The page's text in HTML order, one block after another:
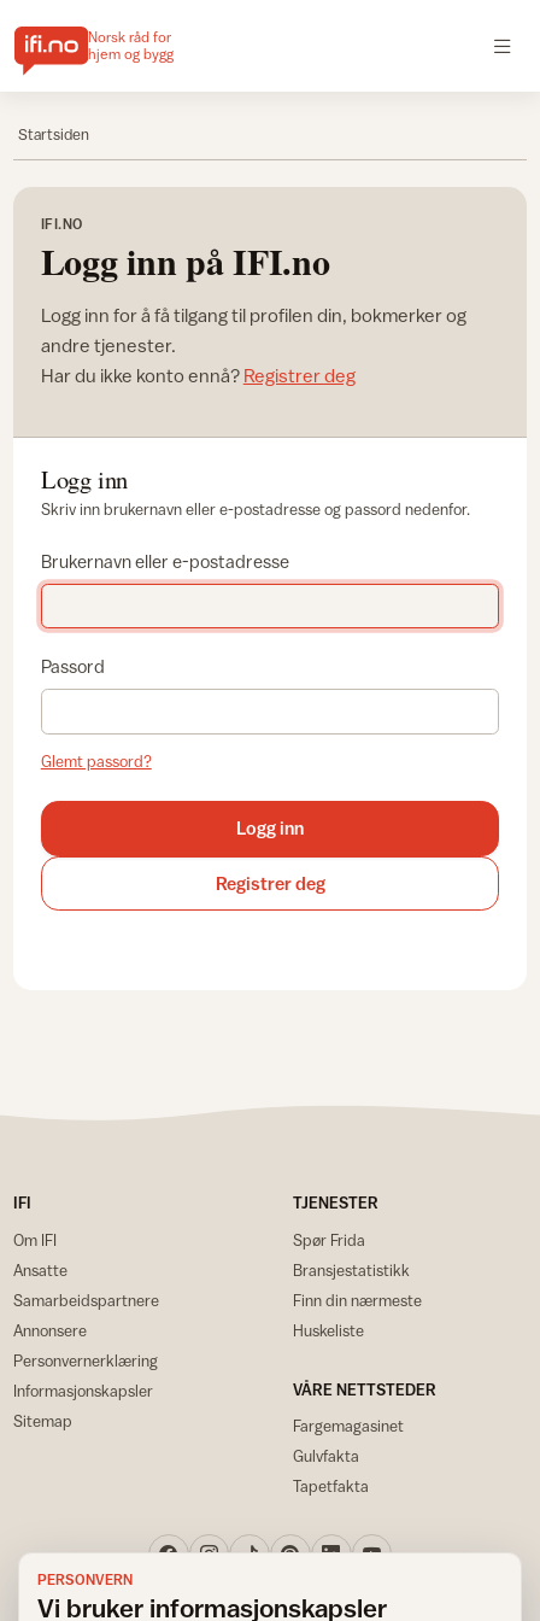
Norsk råd for
hjem og bygg
Startsiden
IFI.NO
Logg inn på IFI.no
Logg inn for å få tilgang til profilen din, bokmerker og
andre tjenester.
Har du ikke konto ennå? Registrer deg
Logg inn
Skriv inn brukernavn eller e-postadresse og passord nedenfor.
Brukernavn eller e-postadresse
Passord
Glemt passord?
Logg inn
Registrer deg
IFI
Om IFI
Ansatte
Samarbeidspartnere
Annonsere
Personvernerklæring
Informasjonskapsler
Sitemap
TJENESTER
Spør Frida
Bransjestatistikk
Finn din nærmeste
Huskeliste
VÅRE NETTSTEDER
Fargemagasinet
Gulvfakta
Tapetfakta
PERSONVERN
Vi bruker informasjonskapsler